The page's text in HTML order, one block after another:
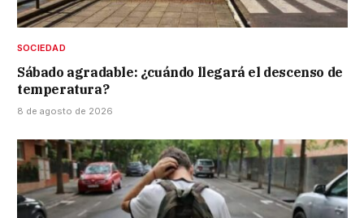
SOCIEDAD
Sábado agradable: ¿cuándo llegará el descenso de
temperatura?
8 de agosto de 2026